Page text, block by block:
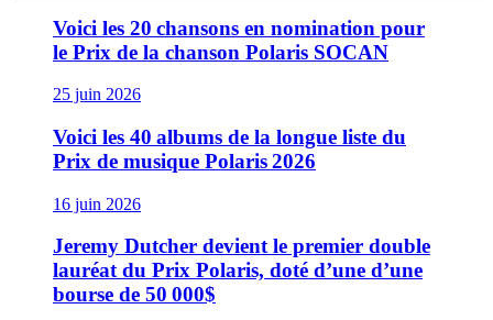
Voici les 20 chansons en nomination pour
le Prix de la chanson Polaris SOCAN
25 juin 2026
Voici les 40 albums de la longue liste du
Prix de musique Polaris 2026
16 juin 2026
Jeremy Dutcher devient le premier double
lauréat du Prix Polaris, doté d’une d’une
bourse de 50 000$